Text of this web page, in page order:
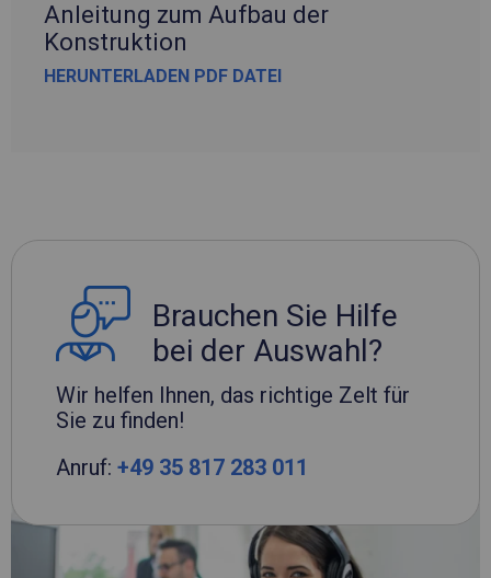
Anleitung zum Aufbau der
Konstruktion
HERUNTERLADEN PDF DATEI
Brauchen Sie Hilfe
bei der Auswahl?
Wir helfen Ihnen, das richtige Zelt für
Sie zu finden!
Anruf: +49 35 817 283 011